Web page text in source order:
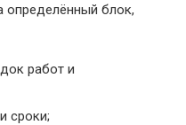
определённый блок,
работ и
сроки;